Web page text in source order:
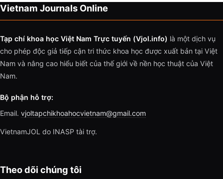
Vietnam Journals Online
Tạp chí khoa học Việt Nam Trực tuyến (Vjol.info) là một dịch vụ
cho phép độc giả tiếp cận tri thức khoa học được xuất bản tại Việt
Nam và nâng cao hiểu biết của thế giới về nền học thuật của Việt
Nam.
Bộ phận hỗ trợ:
Email. vjoltapchikhoahocvietnam@gmail.com
VietnamJOL do INASP tài trợ.
Theo dõi chúng tôi